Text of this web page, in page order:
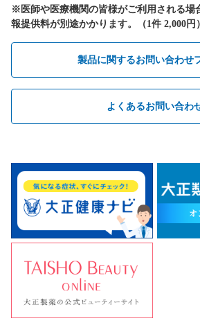
※医師や医療機関の皆様がご利用される場
報提供料が別途かかります。（1件 2,000円）
製品に関するお問い合わせ
よくあるお問い合わ